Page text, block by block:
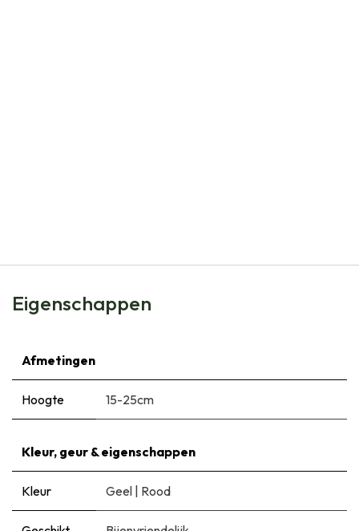
Eigenschappen
Afmetingen
Hoogte 15-25cm
Kleur, geur & eigenschappen
Kleur Geel | Rood